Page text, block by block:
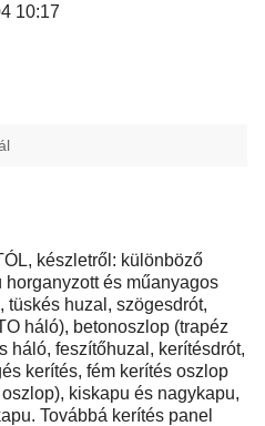
10:17
készletről: különböző
és műanyagos
tüskés huzal, szögesdrót,
háló), betonoszlop (trapéz
háló, feszítőhuzal, kerítésdrót,
kerítés, fém kerítés oszlop
kiskapu és nagykapu,
Továbbá kerítés panel